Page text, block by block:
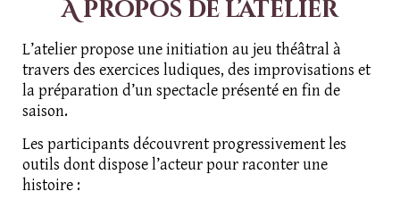
À propos de l’atelier
L’atelier propose une initiation au jeu théâtral à
travers des exercices ludiques, des improvisations et
la préparation d’un spectacle présenté en fin de
saison.
Les participants découvrent progressivement les
outils dont dispose l’acteur pour raconter une
histoire :